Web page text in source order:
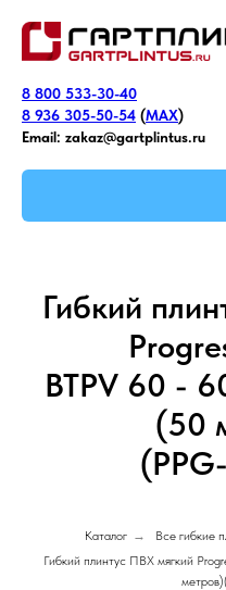
8 800 533-30-40
8 936 305-50-54 (MAX)
Email: zakaz@gartplintus.ru
Гибкий
BTPV 60 -
(50
Каталог → Все гибкие
Гибкий плинтус ПВХ мягкий